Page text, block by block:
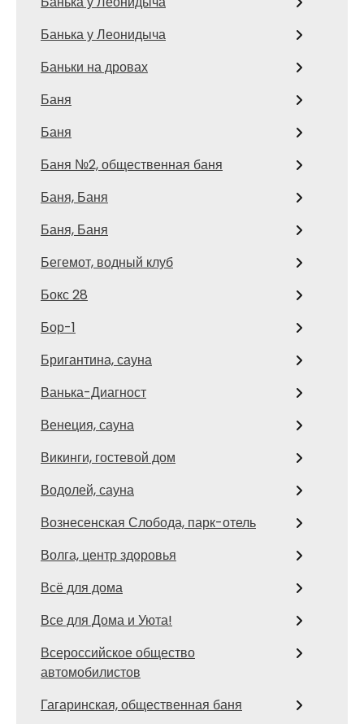
Банька у Леонидыча
Баньки на дровах
Баня
Баня
Баня №2, общественная баня
Баня, Баня
Баня, Баня
Бегемот, водный клуб
Бокс 28
Бор-1
Бригантина, сауна
Ванька-Диагност
Венеция, сауна
Викинги, гостевой дом
Водолей, сауна
Вознесенская Слобода, парк-отель
Волга, центр здоровья
Всё для дома
Все для Дома и Уюта!
Всероссийское общество
автомобилистов
Гагаринская, общественная баня